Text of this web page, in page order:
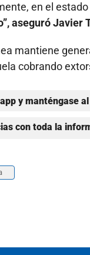
en el
aseguró Javier
mantiene
cobrando
y manténgase
con toda la